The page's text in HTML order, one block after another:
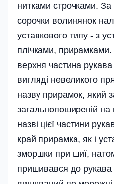
нитками строчками. За
сорочки волинянок
уставкового типу - з
плічками, прирамками.
верхня частина
вигляді невеликого
назву прирамок, який
загальнопоширеній на
назві цієї частини
край прирамка, як і
зморшки при шиї,
пришивався до рукава